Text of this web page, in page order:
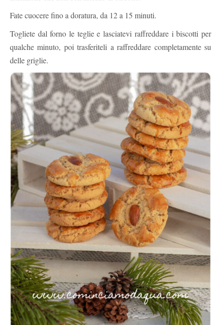
Fate cuocere fino a doratura, da 12 a 15 minuti.
Togliete dal forno le teglie e lasciatevi raffreddare i biscotti per
qualche minuto, poi trasferiteli a raffreddare completamente su
delle griglie.